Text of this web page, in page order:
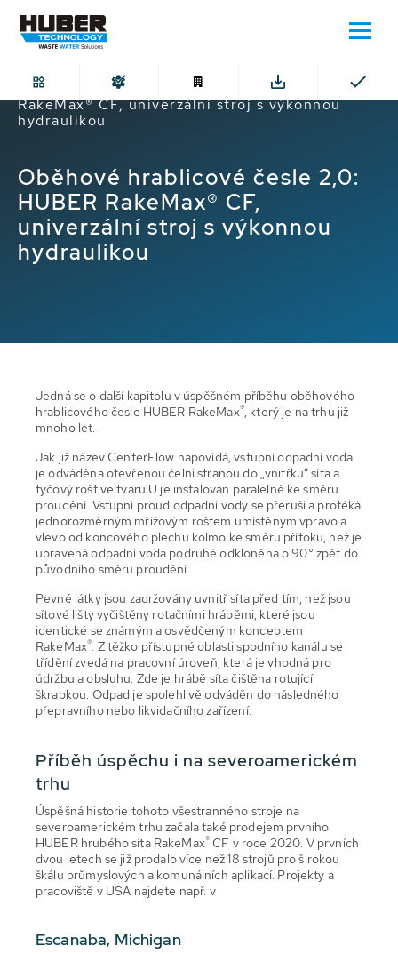
Domů
Oběhové hrablicové česle 2,0: HUBER
RakeMax® CF, univerzální stroj s výkonnou
hydraulikou
Oběhové hrablicové česle 2,0:
HUBER RakeMax® CF,
univerzální stroj s výkonnou
hydraulikou
Jedná se o další kapitolu v úspěšném příběhu oběhového
hrablicového česle HUBER RakeMax®, který je na trhu již
mnoho let.
Jak již název CenterFlow napovídá, vstupní odpadní voda
je odváděna otevřenou čelní stranou do „vnitřku“ síta a
tyčový rošt ve tvaru U je instalován paralelně ke směru
proudění. Vstupní proud odpadní vody se přeruší a protéká
jednorozměrným mřížovým roštem umístěným vpravo a
vlevo od koncového plechu kolmo ke směru přítoku, než je
upravená odpadní voda podruhé odkloněna o 90° zpět do
původního směru proudění.
Pevné látky jsou zadržovány uvnitř síta před tím, než jsou
sítové lišty vyčištěny rotačními hráběmi, které jsou
identické se známým a osvědčeným konceptem
RakeMax®. Z těžko přístupné oblasti spodního kanálu se
třídění zvedá na pracovní úroveň, která je vhodná pro
údržbu a obsluhu. Zde je hrábě síta čištěna rotující
škrabkou. Odpad je spolehlivě odváděn do následného
přepravního nebo likvidačního zařízení.
Příběh úspěchu i na severoamerickém
trhu
Úspěšná historie tohoto všestranného stroje na
severoamerickém trhu začala také prodejem prvního
HUBER hrubého síta RakeMax® CF v roce 2020. V prvních
dvou letech se již prodalo více než 18 strojů pro širokou
škálu průmyslových a komunálních aplikací. Projekty a
pracoviště v USA najdete např. v
Escanaba, Michigan